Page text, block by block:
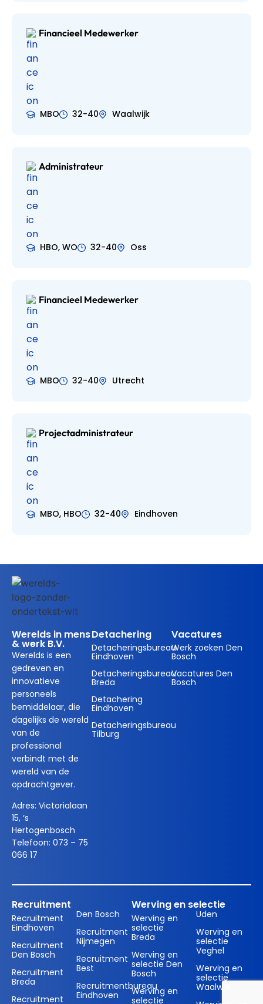
Financieel Medewerker
MBO 32-40 Waalwijk
Administrateur
HBO, WO 32-40 Oss
Financieel Medewerker
MBO 32-40 Utrecht
Projectadministrateur
MBO, HBO 32-40 Eindhoven
Werelds in mens
& werk B.V.
Werelds is een
gedreven en
innovatieve
personeels
bemiddelaar, die
dagelijks de wereld
van de
professional
verbindt met de
wereld van de
opdrachtgever.
Adres: Victorialaan
15, ‘s
Hertogenbosch
Telefoon: 073 – 75
066 17
Detachering
Detacheringsbureau
Eindhoven
Detacheringsbureau
Breda
Detachering
Eindhoven
Detacheringsbureau
Tilburg
Vacatures
Werk zoeken Den
Bosch
Vacatures Den
Bosch
Recruitment
Recruitment
Eindhoven
Recruitment
Den Bosch
Recruitment
Breda
Recruitment
Den Bosch
Recruitment
Nijmegen
Recruitment
Best
Recruitmentbureau
Eindhoven
Werving en selectie
Werving en
selectie
Breda
Werving en
selectie Den
Bosch
Werving en
selectie
Uden
Werving en
selectie
Veghel
Werving en
selectie
Waalwijk